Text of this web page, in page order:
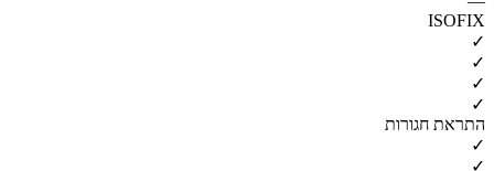
ISOFIX
✓
✓
✓
✓
התראת חגורות
✓
✓